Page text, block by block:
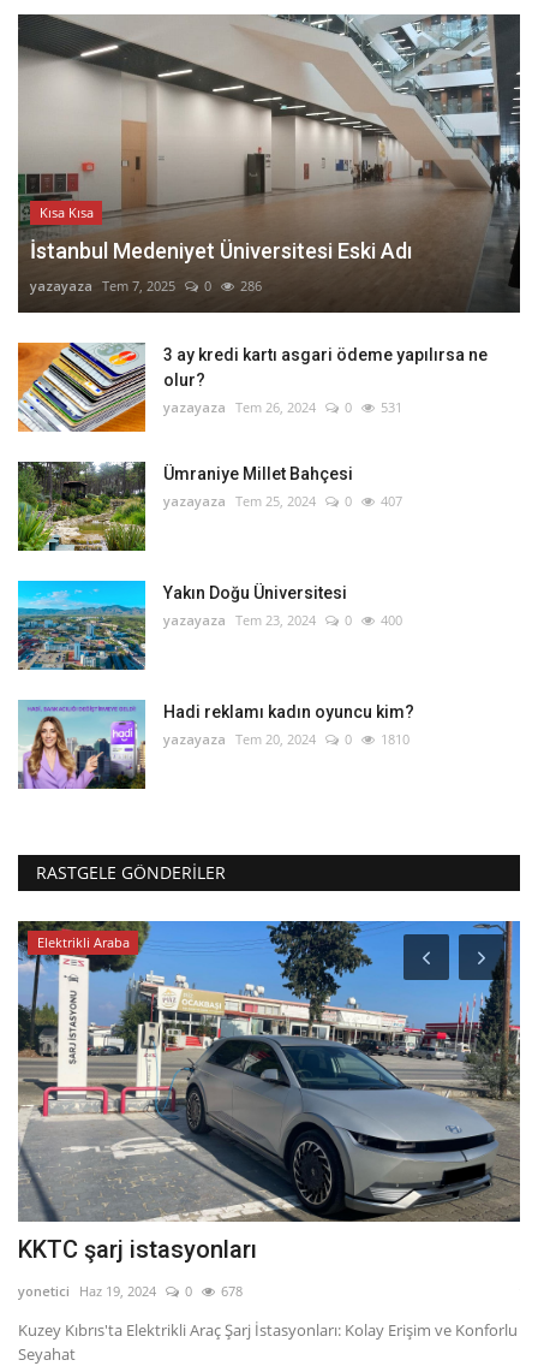
Kısa Kısa
İstanbul Medeniyet Üniversitesi Eski Adı
yazayaza Tem 7, 2025 0 286
3 ay kredi kartı asgari ödeme yapılırsa ne
olur?
yazayaza Tem 26, 2024 0 531
Ümraniye Millet Bahçesi
yazayaza Tem 25, 2024 0 407
Yakın Doğu Üniversitesi
yazayaza Tem 23, 2024 0 400
Hadi reklamı kadın oyuncu kim?
yazayaza Tem 20, 2024 0 1810
RASTGELE GÖNDERILER
Elektrikli Araba
KKTC şarj istasyonları
yonetici Haz 19, 2024 0 678
Kuzey Kıbrıs'ta Elektrikli Araç Şarj İstasyonları: Kolay Erişim ve Konforlu
Seyahat